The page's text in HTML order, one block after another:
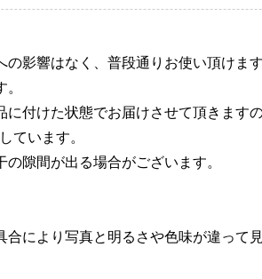
の影響はなく、普段通りお使い頂けま
に付けた状態でお届けさせて頂きます
ています。
隙間が出る場合がございます。
により写真と明るさや色味が違って